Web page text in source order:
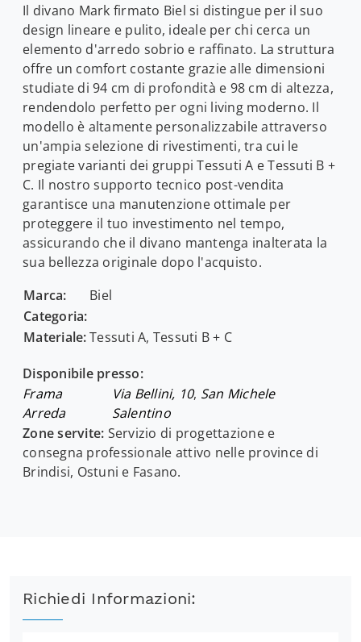
Il divano Mark firmato Biel si distingue per il suo
design lineare e pulito, ideale per chi cerca un
elemento d'arredo sobrio e raffinato. La struttura
offre un comfort costante grazie alle dimensioni
studiate di 94 cm di profondità e 98 cm di altezza,
rendendolo perfetto per ogni living moderno. Il
modello è altamente personalizzabile attraverso
un'ampia selezione di rivestimenti, tra cui le
pregiate varianti dei gruppi Tessuti A e Tessuti B +
C. Il nostro supporto tecnico post-vendita
garantisce una manutenzione ottimale per
proteggere il tuo investimento nel tempo,
assicurando che il divano mantenga inalterata la
sua bellezza originale dopo l'acquisto.
Marca:
Biel
Categoria:
Materiale:Tessuti A, Tessuti B + C
Disponibile presso:
Frama
Arreda
Via Bellini, 10, San Michele
Salentino
Zone servite: Servizio di progettazione e
consegna professionale attivo nelle province di
Brindisi, Ostuni e Fasano.
Richiedi Informazioni: